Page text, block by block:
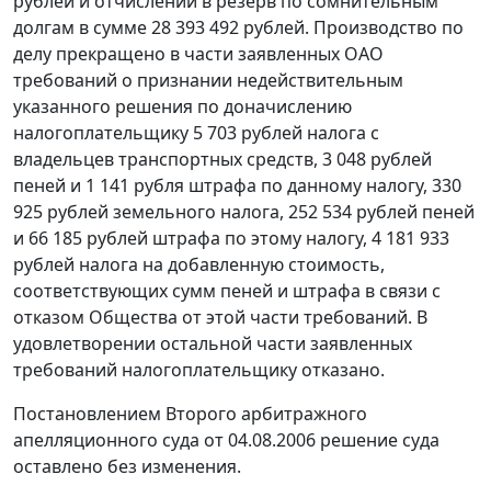
долгам в сумме 28 393 492 рублей. Производство по
делу прекращено в части заявленных ОАО
требований о признании недействительным
указанного решения по доначислению
налогоплательщику 5 703 рублей налога с
владельцев транспортных средств, 3 048 рублей
пеней и 1 141 рубля штрафа по данному налогу, 330
925 рублей земельного налога, 252 534 рублей пеней
и 66 185 рублей штрафа по этому налогу, 4 181 933
рублей налога на добавленную стоимость,
соответствующих сумм пеней и штрафа в связи с
отказом Общества от этой части требований. В
удовлетворении остальной части заявленных
требований налогоплательщику отказано.
Постановлением Второго арбитражного
апелляционного суда от 04.08.2006 решение суда
оставлено без изменения.